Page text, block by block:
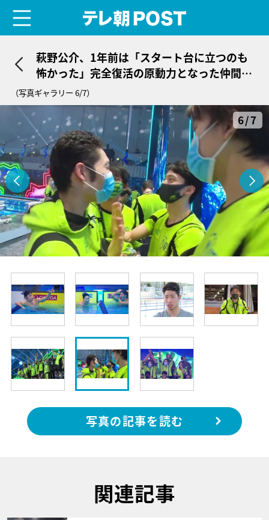
萩野公介、1年前は「スタート台に立つのも
怖かった」完全復活の原動力となった仲間た
ちの存在
（写真ギャラリー 6/7）
6/7
写真の記事を読む
関連記事